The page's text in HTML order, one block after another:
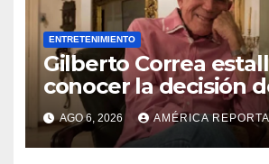
ENTRETENIMIENTO
Gilberto Correa
conocer la decisión
tribunal en su caso
AGO 6, 2026 AMÉRICA REPORTA